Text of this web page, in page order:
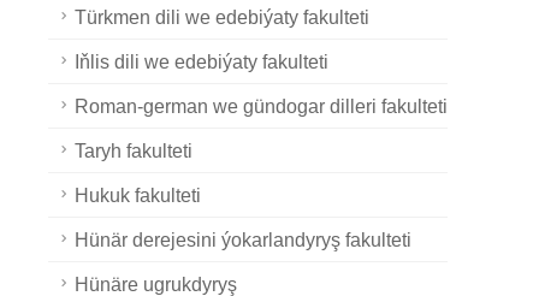
Türkmen dili we edebiýaty fakulteti
Iňlis dili we edebiýaty fakulteti
Roman-german we gündogar dilleri fakulteti
Taryh fakulteti
Hukuk fakulteti
Hünär derejesini ýokarlandyryş fakulteti
Hünäre ugrukdyryş